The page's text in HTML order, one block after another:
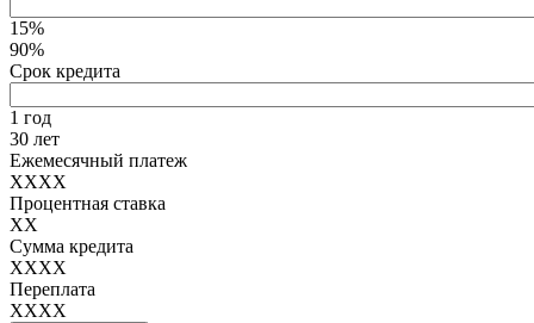
15%
90%
Срок кредита
1 год
30 лет
Ежемесячный платеж
XXXX
Процентная ставка
XX
Сумма кредита
XXXX
Переплата
XXXX